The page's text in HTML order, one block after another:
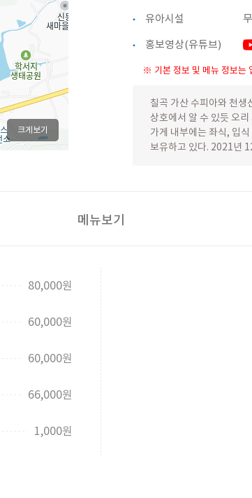
크게보기
유아시설
무
홍보영상(유튜브)
※ 기본 정보 및 메뉴 정보는
칠곡 가산 수피아와 천생
상호에서 알 수 있듯 오
가게 내부에는 좌식, 입
보유하고 있다. 2021년
메뉴보기
80,000원
60,000원
60,000원
66,000원
1,000원